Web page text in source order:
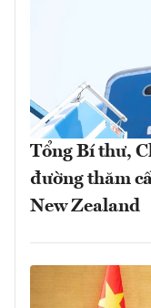
Tổng Bí thư,
đường thăm
New Zealand